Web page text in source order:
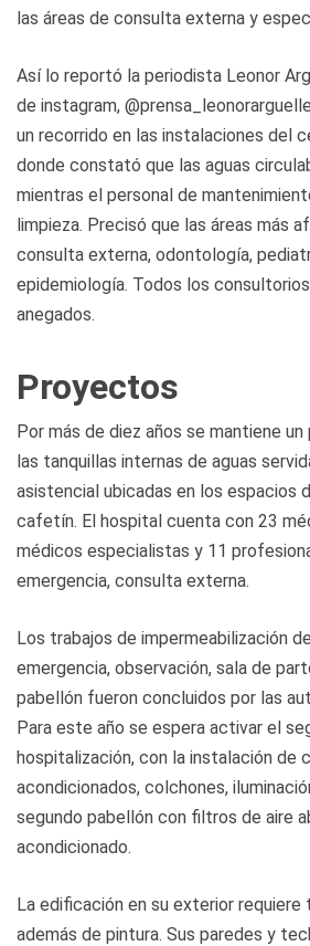
las áreas de consulta externa y
Así lo reportó la periodista Leonor
de instagram,
un recorrido en las instalaciones del
donde constató que las aguas
mientras el personal de
limpieza. Precisó que las áreas más
consulta externa, odontología,
epidemiología. Todos los
anegados.
Proyectos
Por más de diez años se mantiene
las tanquillas internas de aguas
asistencial ubicadas en los espacios
cafetín. El hospital cuenta con 23
médicos especialistas y 11
emergencia, consulta externa.
Los trabajos de impermeabilización
emergencia, observación, sala de
pabellón fueron concluidos por las
Para este año se espera activar el
hospitalización, con la instalación de
acondicionados, colchones,
segundo pabellón con filtros de aire
acondicionado.
La edificación en su exterior requiere
además de pintura. Sus paredes y